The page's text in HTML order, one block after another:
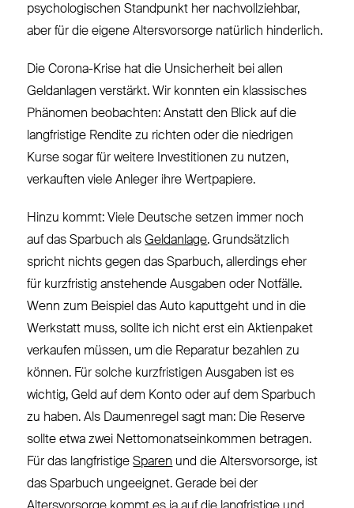
psychologischen Standpunkt her nachvollziehbar,
aber für die eigene Altersvorsorge natürlich hinderlich.
Die Corona-Krise hat die Unsicherheit bei allen
Geldanlagen verstärkt. Wir konnten ein klassisches
Phänomen beobachten: Anstatt den Blick auf die
langfristige Rendite zu richten oder die niedrigen
Kurse sogar für weitere Investitionen zu nutzen,
verkauften viele Anleger ihre Wertpapiere.
Hinzu kommt: Viele Deutsche setzen immer noch
auf das Sparbuch alsGeldanlage. Grundsätzlich
spricht nichts gegen das Sparbuch, allerdings eher
für kurzfristig anstehende Ausgaben oder Notfälle.
Wenn zum Beispiel das Auto kaputtgeht und in die
Werkstatt muss, sollte ich nicht erst ein Aktienpaket
verkaufen müssen, um die Reparatur bezahlen zu
können. Für solche kurzfristigen Ausgaben ist es
wichtig, Geld auf dem Konto oder auf dem Sparbuch
zu haben. Als Daumenregel sagt man: Die Reserve
sollte etwa zwei Nettomonatseinkommen betragen.
Für das langfristigeSparen und die Altersvorsorge, ist
das Sparbuch ungeeignet. Gerade bei der